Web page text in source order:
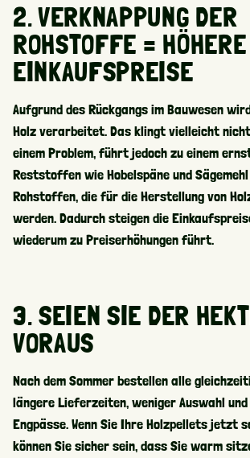
2. VERKNAPPUNG DER
ROHSTOFFE = HÖHERE
EINKAUFSPREISE
Aufgrund des Rückgangs im Bauwesen
Holz verarbeitet. Das klingt vielleicht
einem Problem, führt jedoch zu einem
Reststoffen wie Hobelspäne und
Rohstoffen, die für die Herstellung von
werden. Dadurch steigen die
wiederum zu Preiserhöhungen führt.
3. SEIEN SIE DER
VORAUS
Nach dem Sommer bestellen alle
längere Lieferzeiten, weniger Auswahl
Engpässe. Wenn Sie Ihre Holzpellets jetzt
können Sie sicher sein, dass Sie warm